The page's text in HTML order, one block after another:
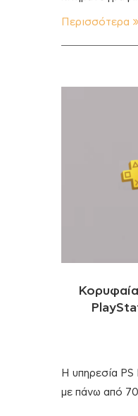
Περισσότερα
Η υπηρεσία PS
με πάνω από